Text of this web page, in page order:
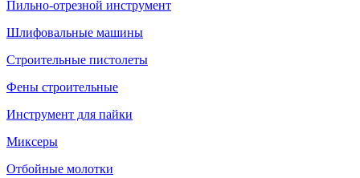
Пильно-отрезной инструмент
Шлифовальные машины
Строительные пистолеты
Фены строительные
Инструмент для пайки
Миксеры
Отбойные молотки